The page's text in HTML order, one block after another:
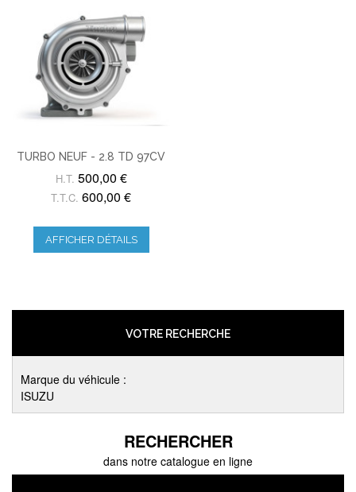
TURBO NEUF - 2.8 TD 97CV
H.T. 500,00 €
T.T.C. 600,00 €
AFFICHER DÉTAILS
VOTRE RECHERCHE
Marque du véhicule :
ISUZU
RECHERCHER
dans notre catalogue en ligne